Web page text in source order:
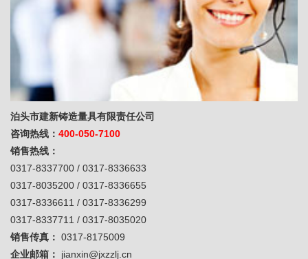
泊头市建新铸造量具有限责任公司
咨询热线： 400-050-7100
销售热线：
0317-8337700 / 0317-8336633
0317-8035200 / 0317-8336655
0317-8336611 / 0317-8336299
0317-8337711 / 0317-8035020
销售传真： 0317-8175009
企业邮箱：
jianxin@jxzzlj.cn